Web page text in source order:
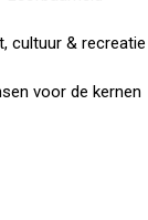
cultuur & recreatie
voor de kernen